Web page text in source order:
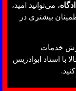
، می‌توانید امید،
بیشتری در
خدمات
با استاد ابوادریس